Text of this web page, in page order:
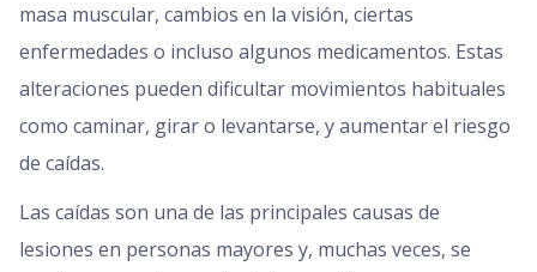
masa muscular, cambios en la visión, ciertas
enfermedades o incluso algunos medicamentos. Estas
alteraciones pueden dificultar movimientos habituales
como caminar, girar o levantarse, y aumentar el riesgo
de caídas.
Las caídas son una de las principales causas de
lesiones en personas mayores y, muchas veces, se